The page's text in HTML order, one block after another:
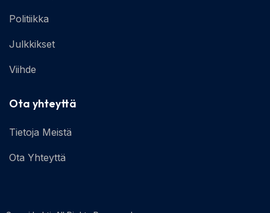
Politiikka
Julkkikset
Viihde
Ota yhteyttä
Tietoja Meistä
Ota Yhteyttä